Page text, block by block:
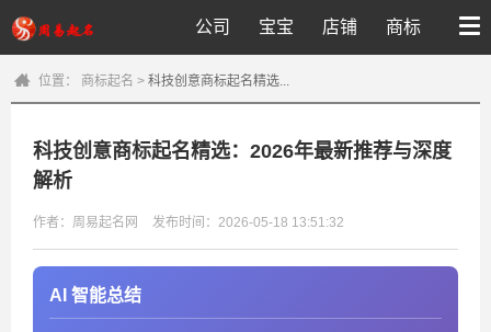
公司 宝宝 店铺 商标
位置： 商标起名 > 科技创意商标起名精选...
科技创意商标起名精选：2026年最新推荐与深度
解析
作者：周易起名网 发布时间：2026-05-18 13:51:32
AI 智能总结